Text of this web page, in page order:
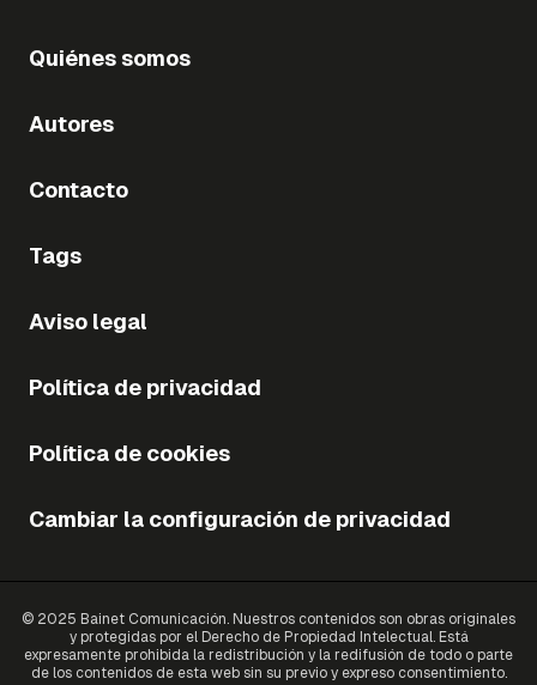
Quiénes somos
Autores
Contacto
Tags
Aviso legal
Política de privacidad
Política de cookies
Cambiar la configuración de privacidad
© 2025 Bainet Comunicación. Nuestros contenidos son obras originales
y protegidas por el Derecho de Propiedad Intelectual. Está
expresamente prohibida la redistribución y la redifusión de todo o parte
de los contenidos de esta web sin su previo y expreso consentimiento.